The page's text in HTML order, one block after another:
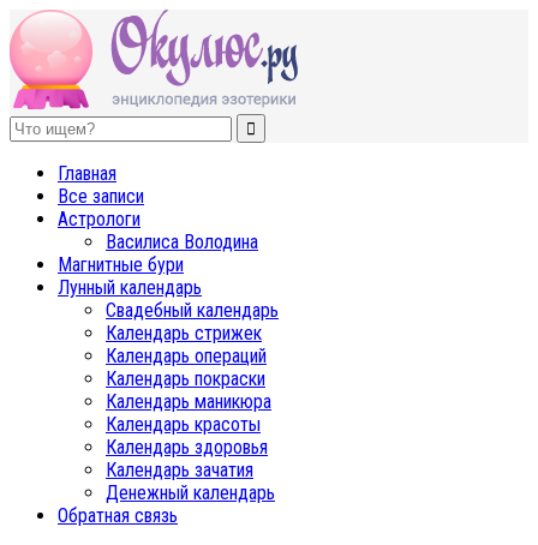
ОКУЛЮС.РУ
Нет счастья, равного спокойствию
Главная
Все записи
Астрологи
Василиса Володина
Магнитные бури
Лунный календарь
Свадебный календарь
Календарь стрижек
Календарь операций
Календарь покраски
Календарь маникюра
Календарь красоты
Календарь здоровья
Календарь зачатия
Денежный календарь
Обратная связь